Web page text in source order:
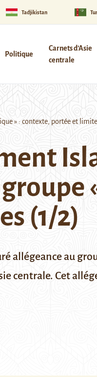
Tadjikistan
Politique
Carnets d’Asie
centrale
» : contexte, portée et
(1/2)
allégeance au
centrale. Cet